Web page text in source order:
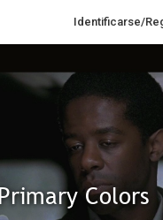
Identificarse/
Primary Colors